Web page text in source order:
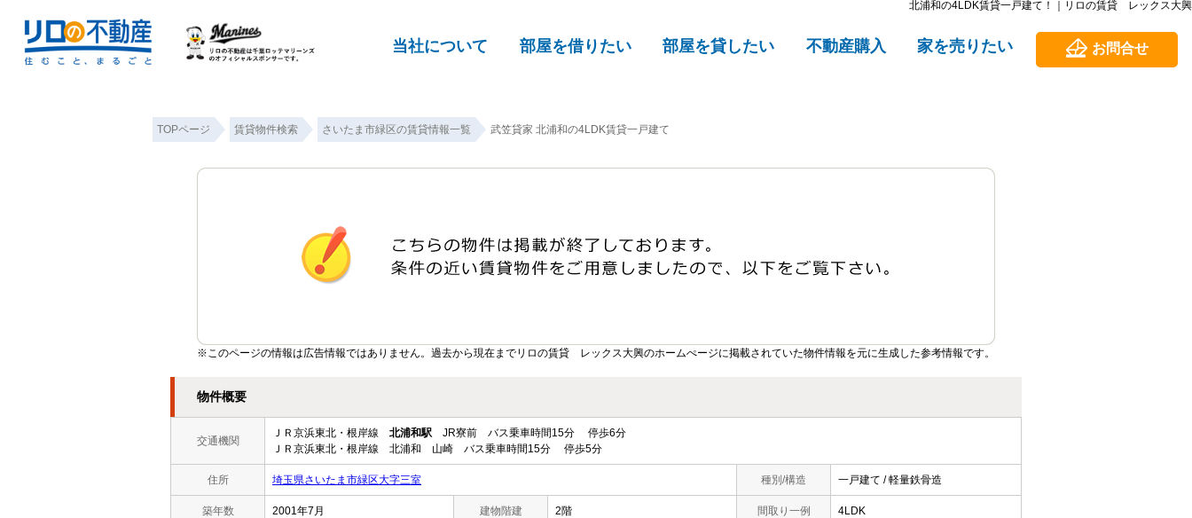
北浦和の4LDK賃貸一戸建て！｜リロの賃貸 レックス大興
当社について 部屋を借りたい 部屋を貸したい 不動産購入 家を売りたい お問合せ
TOPページ 賃貸物件検索 さいたま市緑区の賃貸情報一覧 武笠貸家 北浦和の4LDK賃貸一戸建て
※このページの情報は広告情報ではありません。過去から現在までリロの賃貸 レックス大興のホームぺージに掲載されていた物件情報を元に生成した参考情報です。
物件概要
交通機関
ＪＲ京浜東北・根岸線 北浦和駅 JR寮前 バス乗車時間15分 停歩6分
ＪＲ京浜東北・根岸線 北浦和 山崎 バス乗車時間15分 停歩5分
住所 埼玉県さいたま市緑区大字三室 種別/構造 一戸建て / 軽量鉄骨造
築年数 2001年7月 建物階建 2階 間取り一例 4LDK